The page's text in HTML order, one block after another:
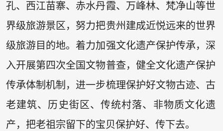
孔、西江苗寨、赤水丹霞、万峰林、梵净山等世
界级旅游景区，努力把贵州建成近悦远来的世界
级旅游目的地。着力加强文化遗产保护传承，深
入开展第四次全国文物普查，健全文化遗产保护
传承体制机制，进一步梳理保护好文物古迹、古
老建筑、历史街区、传统村落、非物质文化遗
产，把老祖宗留下的宝贝保护好、传下去。